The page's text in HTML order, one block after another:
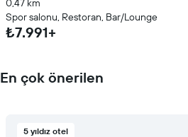
0,47 km
Spor salonu, Restoran, Bar/Lounge
₺7.991+
En çok önerilen
5 yıldız otel